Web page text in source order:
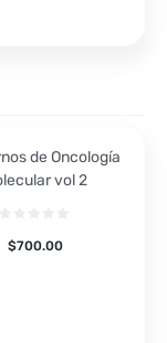
de Oncología
vol 2
$700.00